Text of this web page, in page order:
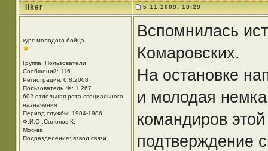
liker 5.11.2009, 18:29
курс молодого бойца
Группа: Пользователи
Сообщений: 116
Регистрация: 6.8.2008
Пользователь №: 1 267
602 отдельная рота специального
назначения
Период службы: 1984-1986
Ф.И.О.:Солопов К.
Москва
Подразделение: взвод связи
Вспомнилась
Комаровских.
На остановке
и молодая немка
командиров
подтверждение